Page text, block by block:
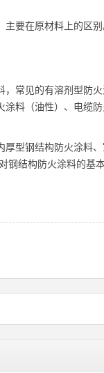
要在原材料上的区
常见的有溶剂型防
料（油性）、电缆
型钢结构防火涂料
钢结构防火涂料的基